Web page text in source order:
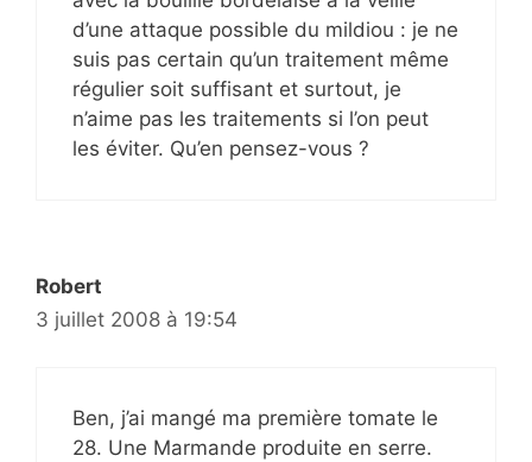
d’une attaque possible du mildiou : je ne
suis pas certain qu’un traitement même
régulier soit suffisant et surtout, je
n’aime pas les traitements si l’on peut
les éviter. Qu’en pensez-vous ?
Robert
3 juillet 2008 à 19:54
Ben, j’ai mangé ma première tomate le
28. Une Marmande produite en serre.